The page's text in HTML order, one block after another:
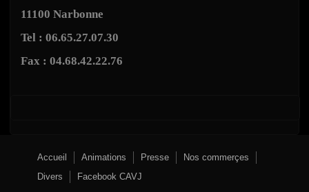
11100 Narbonne
Tel : 06.65.27.07.30
Fax : 04.68.42.22.76
Accueil Animations Presse
Nos commerçes
Divers
Facebook CAVJ